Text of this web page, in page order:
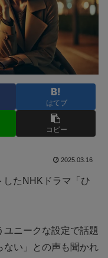
はてブ
コピー
2025.03.16
したNHKドラマ「ひ
ニークな設定で話題
ない」との声も聞かれ